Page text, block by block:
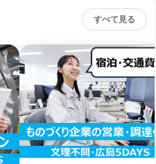
すべて見る